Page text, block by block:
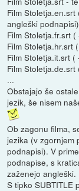
Film
angleški podnapisi)
Film Stoletja.fr.srt
Film Stoletja.hr.srt
Film Stoletja.it.srt
Film
...
Obstajajo še
jezik, še nisem
Ob zagonu filma,
jezika (v zgornjem
podnapisi). V
podnapise, s
zaženejo angleški.
S tipko SUBTITLE